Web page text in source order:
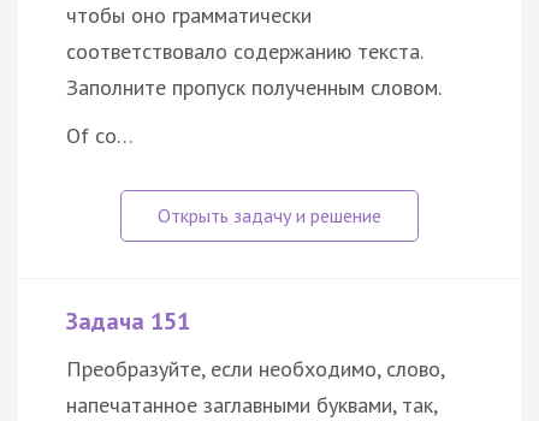
чтобы оно грамматически
соответствовало содержанию текста.
Заполните пропуск полученным словом.
Of co…
Задача 151
Преобразуйте, если необходимо, слово,
напечатанное заглавными буквами, так,